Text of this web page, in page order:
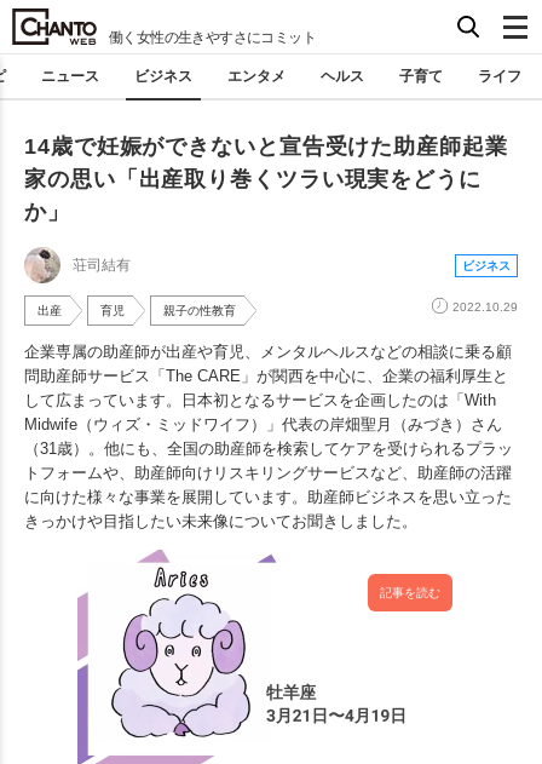
働く女性の生きやすさにコミット
ニュース ビジネス エンタメ ヘルス 子育て ライフ
14歳で妊娠ができないと宣告受けた助産師起業
家の思い「出産取り巻くツラい現実をどうに
か」
荘司結有 ビジネス
出産 育児 親子の性教育 2022.10.29
企業専属の助産師が出産や育児、メンタルヘルスなどの相談に乗る顧
問助産師サービス「The CARE」が関西を中心に、企業の福利厚生と
して広まっています。日本初となるサービスを企画したのは「With
Midwife（ウィズ・ミッドワイフ）」代表の岸畑聖月（みづき）さん
（31歳）。他にも、全国の助産師を検索してケアを受けられるプラッ
トフォームや、助産師向けリスキリングサービスなど、助産師の活躍
に向けた様々な事業を展開しています。助産師ビジネスを思い立った
きっかけや目指したい未来像についてお聞きしました。
記事を読む